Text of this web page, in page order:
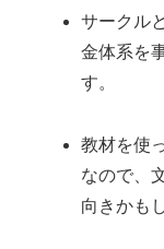
サークル
金体系を
す。
教材を使
なので、
向きかも